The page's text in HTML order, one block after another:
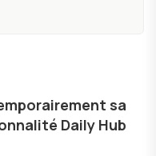
Armé
dévoiler les
partageant
avec la
sa
Daily Hub